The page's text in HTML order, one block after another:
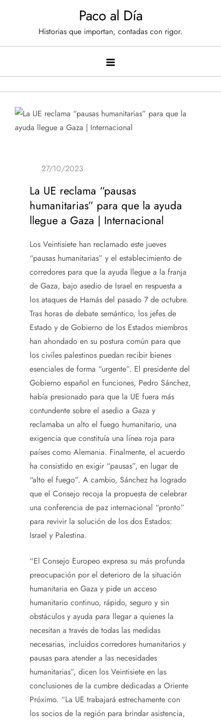
Paco al Día
Historias que importan, contadas con rigor.
La UE reclama “pausas
humanitarias” para que la ayuda
llegue a Gaza | Internacional
Los Veintisiete han reclamado este jueves
“pausas humanitarias” y el establecimiento de
corredores para que la ayuda llegue a la franja
de Gaza, bajo asedio de Israel en respuesta a
los ataques de Hamás del pasado 7 de octubre.
Tras horas de debate semántico, los jefes de
Estado y de Gobierno de los Estados miembros
han ahondado en su postura común para que
los civiles palestinos puedan recibir bienes
esenciales de forma “urgente”. El presidente del
Gobierno español en funciones, Pedro Sánchez,
había presionado para que la UE fuera más
contundente sobre el asedio a Gaza y
reclamaba un alto el fuego humanitario, una
exigencia que constituía una línea roja para
países como Alemania. Finalmente, el acuerdo
ha consistido en exigir “pausas”, en lugar de
“alto el fuego”. A cambio, Sánchez ha logrado
que el Consejo recoja la propuesta de celebrar
una conferencia de paz internacional “pronto”
para revivir la solución de los dos Estados:
Israel y Palestina.
“El Consejo Europeo expresa su más profunda
preocupación por el deterioro de la situación
humanitaria en Gaza y pide un acceso
humanitario continuo, rápido, seguro y sin
obstáculos y ayuda para llegar a quienes la
necesitan a través de todas las medidas
necesarias, incluidos corredores humanitarios y
pausas para atender a las necesidades
humanitarias”, dicen los Veintisiete en las
conclusiones de la cumbre dedicadas a Oriente
Próximo. “La UE trabajará estrechamente con
los socios de la región para brindar asistencia,